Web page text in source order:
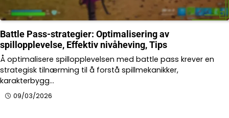
Battle Pass-strategier: Optimalisering av
spillopplevelse, Effektiv nivåheving, Tips
Å optimalisere spillopplevelsen med battle pass krever en
strategisk tilnærming til å forstå spillmekanikker,
karakterbygg…
09/03/2026